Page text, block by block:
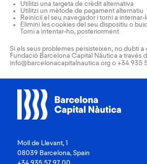
Utilitzi una targeta de crèdit alternativa
Utilitzi un mètode de pagament alternatiu
Reiniciï el seu navegador i torni a internar-
Elimini les cookies del seu dispositiu o
Torni a intentar-ho, posteriorment
Si els seus problemes persisteixen, no dubti a
Fundació Barcelona Capital Nàutica a través
info@barcelonacapitalnautica.org o +34 935
Moll de Llevant, 1
08039 Barcelona, Spain